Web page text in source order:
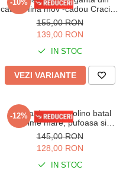
-10%
catifea fina mov -cadou Craciun
3169
155,00 RON
139,00 RON
IN STOC
VEZI VARIANTE
-12%
Pijama dama cocolino batal
marime mare, pufoasa si
calduroasa, 14215
145,00 RON
128,00 RON
IN STOC